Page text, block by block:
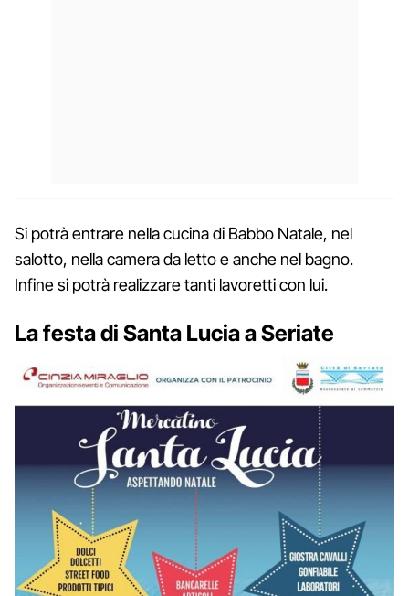
Si potrà entrare nella cucina di Babbo Natale, nel
salotto, nella camera da letto e anche nel bagno.
Infine si potrà realizzare tanti lavoretti con lui.
La festa di Santa Lucia a Seriate